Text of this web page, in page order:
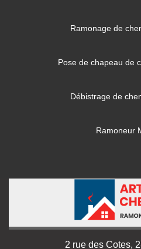
Ramonage de
Pose de chapeau de
Débistrage de
Ramoneur
2 rue des Cotes,